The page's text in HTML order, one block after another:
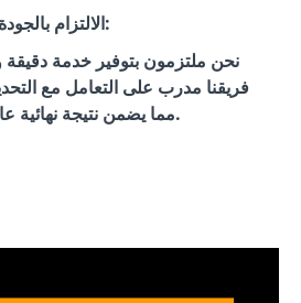
الالتزام بالجودة:
نحن ملتزمون بتوفير خدمة دقيقة
فريقنا مدرب على التعامل مع
مما يضمن نتيجة نهائية عالية الجودة.